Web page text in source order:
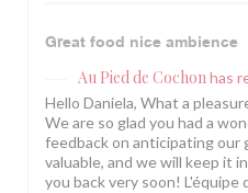
Great food nice ambience
Au Pied de Cochonhas
Hello Daniela, What a
We are so glad you had a
feedback on anticipating our
valuable, and we will keep it
you back very soon! L'équipe